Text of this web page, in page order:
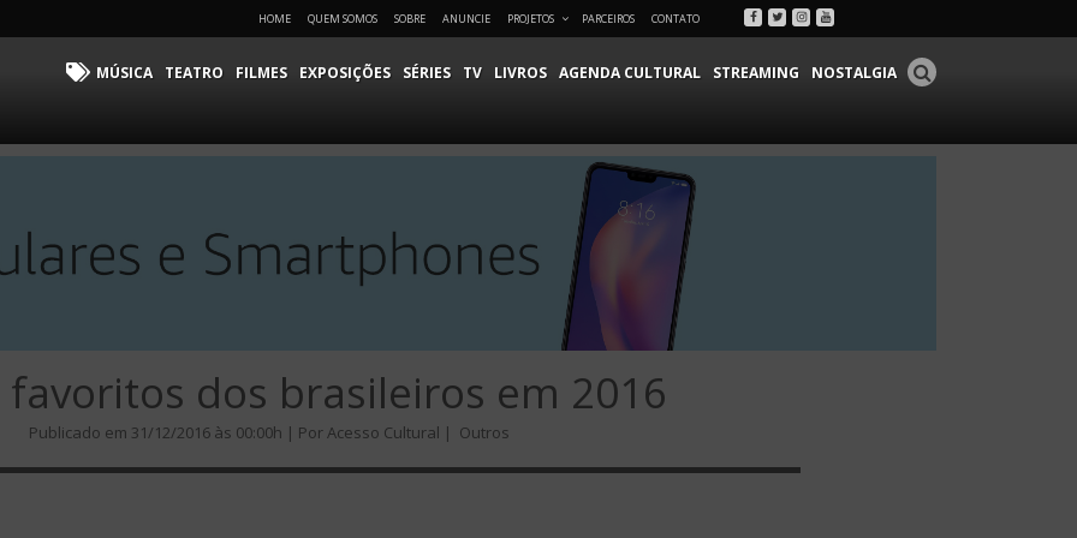
HOME QUEM SOMOS SOBRE ANUNCIE PROJETOS PARCEIROS CONTATO Facebook
Twitter
Instagram
Youtube
MÚSICA TEATRO FILMES EXPOSIÇÕES SÉRIES TV LIVROS AGENDA CULTURAL STREAMING NOSTALGIA
favoritos dos brasileiros em 2016
Publicado em 31/12/2016 às 00:00h | Por Acesso Cultural | Outros